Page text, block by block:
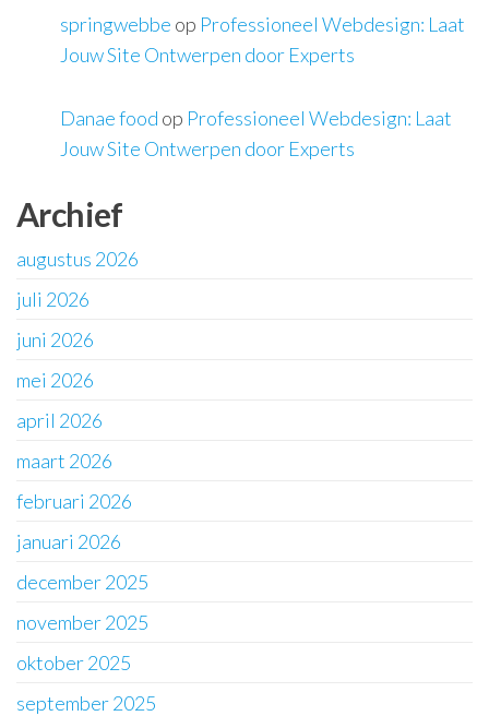
springwebbe op Professioneel Webdesign: Laat
Jouw Site Ontwerpen door Experts
Danae food op Professioneel Webdesign: Laat
Jouw Site Ontwerpen door Experts
Archief
augustus 2026
juli 2026
juni 2026
mei 2026
april 2026
maart 2026
februari 2026
januari 2026
december 2025
november 2025
oktober 2025
september 2025